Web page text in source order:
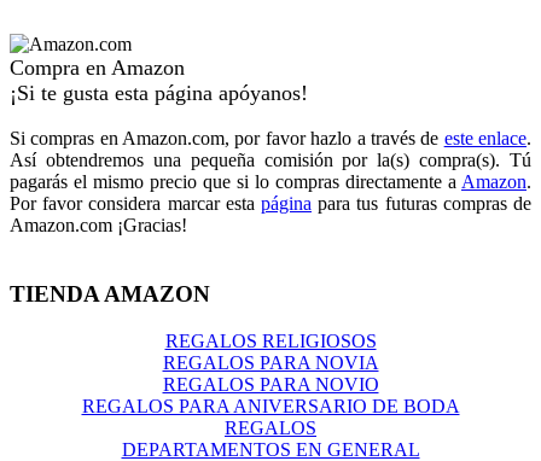
Compra en Amazon
¡Si te gusta esta página apóyanos!
Si compras en Amazon.com, por favor hazlo a través de este enlace.
Así obtendremos una pequeña comisión por la(s) compra(s). Tú
pagarás el mismo precio que si lo compras directamente a Amazon.
Por favor considera marcar esta página para tus futuras compras de
Amazon.com ¡Gracias!
TIENDA AMAZON
REGALOS RELIGIOSOS
REGALOS PARA NOVIA
REGALOS PARA NOVIO
REGALOS PARA ANIVERSARIO DE BODA
REGALOS
DEPARTAMENTOS EN GENERAL